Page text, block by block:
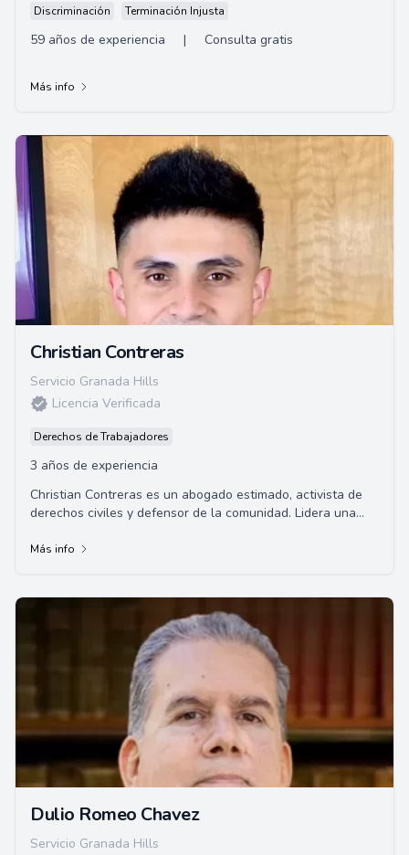
Discriminación Terminación Injusta
59 años de experiencia | Consulta gratis
Más info
Christian Contreras
Servicio Granada Hills
Licencia Verificada
Derechos de Trabajadores
3 años de experiencia
Christian Contreras es un abogado estimado, activista de
derechos civiles y defensor de la comunidad. Lidera una
Más info
Dulio Romeo Chavez
Servicio Granada Hills